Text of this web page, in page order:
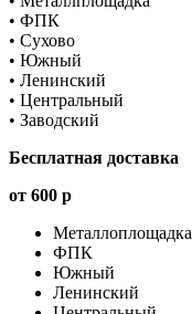
• ФПК
• Сухово
• Южный
• Ленинский
• Центральный
• Заводский
Бесплатная доставка
от 600 р
Металлоплощадка
ФПК
Южный
Ленинский